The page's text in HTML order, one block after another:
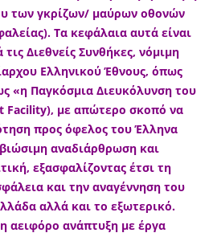
των γκρίζων/ μαύρων οθονών
Τα κεφάλαια αυτά είναι
Διεθνείς Συνθήκες, νόμιμη
Ελληνικού Έθνους, όπως
«η Παγκόσμια Διευκόλυνση του
Facility), με απώτερο σκοπό να
προς όφελος του Έλληνα
αναδιάρθρωση και
εξασφαλίζοντας έτσι τη
και την αναγέννηση του
αλλά και το εξωτερικό.
αειφόρο ανάπτυξη με έργα